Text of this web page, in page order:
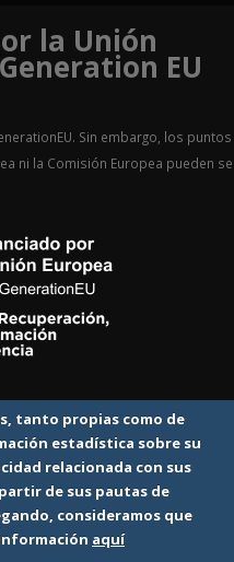
la Unión
EU
Sin embargo, los
ni la Comisión Europea pueden
tanto propias como de
estadística sobre su
relacionada con sus
de sus pautas de
consideramos que
aquí